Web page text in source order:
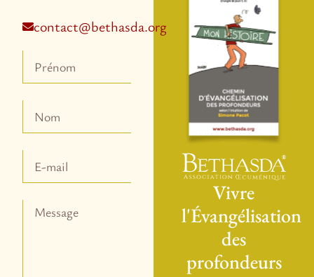
Vivre
l'Évangélisation
des
profondeurs
contact@bethasda.org